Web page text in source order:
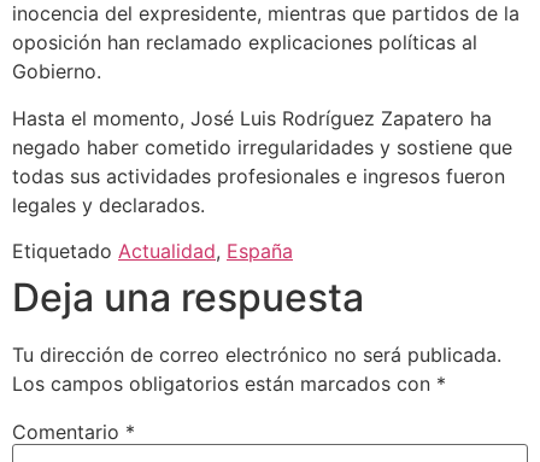
inocencia del expresidente, mientras que partidos de la
oposición han reclamado explicaciones políticas al
Gobierno.
Hasta el momento, José Luis Rodríguez Zapatero ha
negado haber cometido irregularidades y sostiene que
todas sus actividades profesionales e ingresos fueron
legales y declarados.
Etiquetado Actualidad, España
Deja una respuesta
Tu dirección de correo electrónico no será publicada.
Los campos obligatorios están marcados con *
Comentario *